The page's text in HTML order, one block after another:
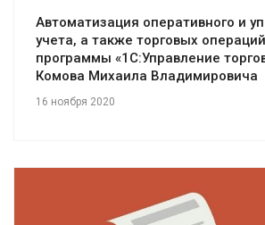
Автоматизация оперативного и
учета, а также торговых
программы «1С:Управление
Комова Михаила Владимировича
16 ноября 2020